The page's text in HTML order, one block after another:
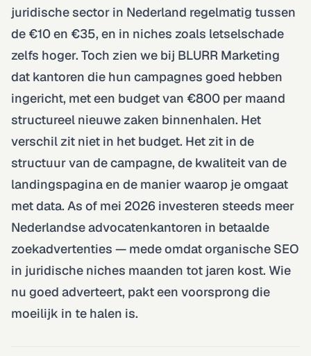
juridische sector in Nederland regelmatig tussen
de €10 en €35, en in niches zoals letselschade
zelfs hoger. Toch zien we bij BLURR Marketing
dat kantoren die hun campagnes goed hebben
ingericht, met een budget van €800 per maand
structureel nieuwe zaken binnenhalen. Het
verschil zit niet in het budget. Het zit in de
structuur van de campagne, de kwaliteit van de
landingspagina en de manier waarop je omgaat
met data. As of mei 2026 investeren steeds meer
Nederlandse advocatenkantoren in betaalde
zoekadvertenties — mede omdat organische SEO
in juridische niches maanden tot jaren kost. Wie
nu goed adverteert, pakt een voorsprong die
moeilijk in te halen is.